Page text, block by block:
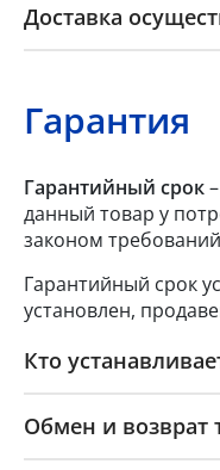
Доставка
Гарантия
Гарантийный срок
данный товар у
законом
Гарантийный срок
установлен,
Кто
Обмен и возврат